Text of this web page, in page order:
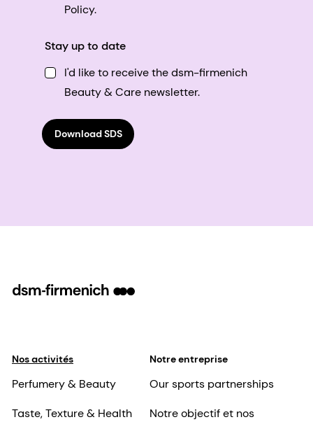
Policy.
Stay up to date
I'd like to receive the dsm-firmenich
Beauty & Care newsletter.
Download SDS
Nos activités
Perfumery & Beauty
Taste, Texture & Health
Notre entreprise
Our sports partnerships
Notre objectif et nos